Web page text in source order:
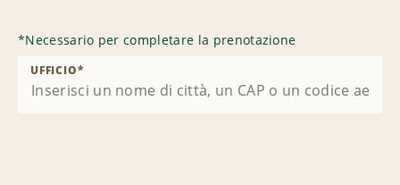
*Necessario per completare la prenotazione
UFFICIO*